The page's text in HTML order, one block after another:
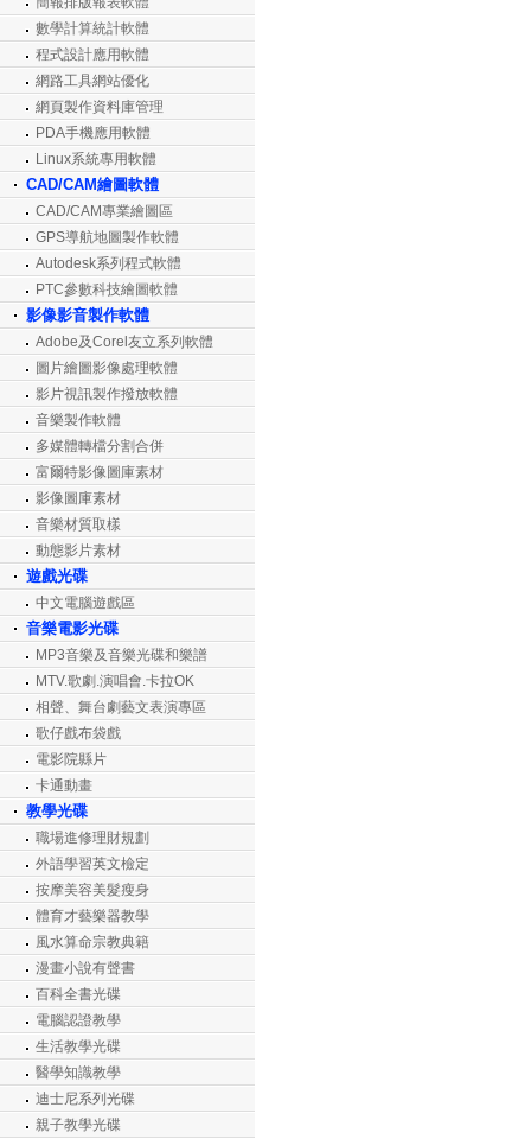
數學計算統計軟體
程式設計應用軟體
網路工具網站優化
網頁製作資料庫管理
PDA手機應用軟體
Linux系統專用軟體
CAD/CAM繪圖軟體
CAD/CAM專業繪圖區
GPS導航地圖製作軟體
Autodesk系列程式軟體
PTC參數科技繪圖軟體
影像影音製作軟體
Adobe及Corel友立系列軟體
圖片繪圖影像處理軟體
影片視訊製作撥放軟體
音樂製作軟體
多媒體轉檔分割合併
富爾特影像圖庫素材
影像圖庫素材
音樂材質取樣
動態影片素材
遊戲光碟
中文電腦遊戲區
音樂電影光碟
MP3音樂及音樂光碟和樂譜
MTV.歌劇.演唱會.卡拉OK
相聲、舞台劇藝文表演專區
歌仔戲布袋戲
電影院縣片
卡通動畫
教學光碟
職場進修理財規劃
外語學習英文檢定
按摩美容美髮瘦身
體育才藝樂器教學
風水算命宗教典籍
漫畫小說有聲書
百科全書光碟
電腦認證教學
生活教學光碟
醫學知識教學
迪士尼系列光碟
親子教學光碟